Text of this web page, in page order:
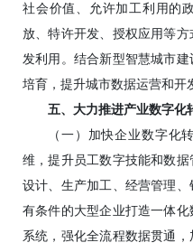
社会价值、允许加工利用的
放、特许开发、授权应用等
发利用。结合新型智慧城市
培育，提升城市数据运营和开
五、大力推进产业数字化
（一）加快企业数字化
维，提升员工数字技能和数
设计、生产加工、经营管理
有条件的大型企业打造一体
系统，强化全流程数据贯通